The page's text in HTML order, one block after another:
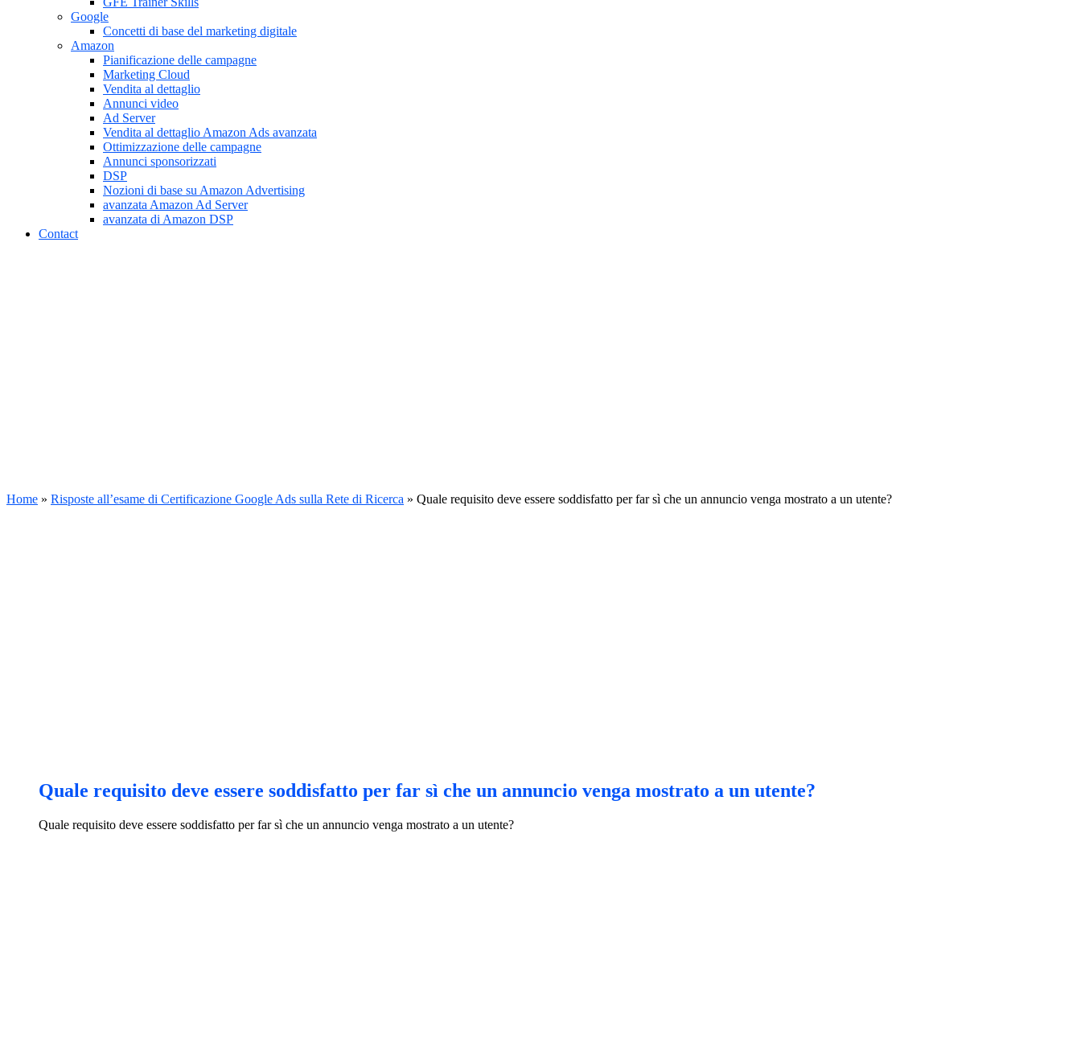
Google
Concetti di base del marketing digitale
Amazon
Pianificazione delle campagne
Marketing Cloud
Vendita al dettaglio
Annunci video
Ad Server
Vendita al dettaglio Amazon Ads avanzata
Ottimizzazione delle campagne
Annunci sponsorizzati
DSP
Nozioni di base su Amazon Advertising
avanzata Amazon Ad Server
avanzata di Amazon DSP
Contact
Home » Risposte all’esame di Certificazione Google Ads sulla Rete di Ricerca » Quale requisito deve essere soddisfatto per far sì che un annuncio venga mostrato a un utente?
Quale requisito deve essere soddisfatto per far sì che un annuncio venga mostrato a un utente?
Quale requisito deve essere soddisfatto per far sì che un annuncio venga mostrato a un utente?